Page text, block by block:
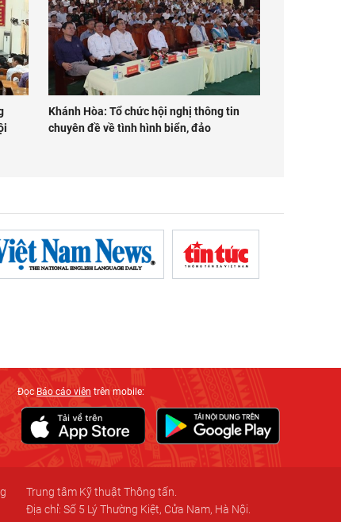
Khánh Hòa: Tổ chức hội nghị thông tin
chuyên đề về tình hình biển, đảo
ĐọcBáo cáo viên trên mobile:
Trung tâm Kỹ thuật Thông tấn.
Địa chỉ: Số 5 Lý Thường Kiệt, Cửa Nam, Hà Nội.